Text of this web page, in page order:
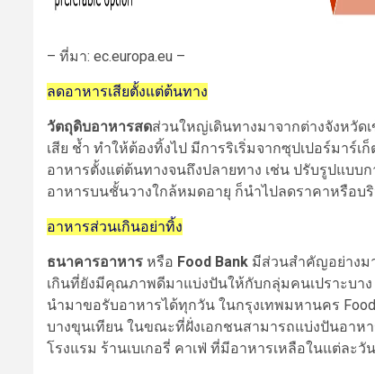
– ที่มา: ec.europa.eu –
ลดอาหารเสียตั้งแต่ต้นทาง
วัตถุดิบอาหารสดส่วนใหญ่เดินทางมาจากต่างจังหวัด
เสีย ช้ำ ทำให้ต้องทิ้งไป มีการริเริ่มจากซุปเปอร์มาร์
อาหารตั้งแต่ต้นทางจนถึงปลายทาง เช่น ปรับรูปแบบ
อาหารบนชั้นวางใกล้หมดอายุ ก็นำไปลดราคาหรือบ
อาหารส่วนเกินอย่าทิ้ง
ธนาคารอาหาร หรือ Food Bank มีส่วนสำคัญอย่างม
เกินที่ยังมีคุณภาพดีมาแบ่งปันให้กับกลุ่มคนเปราะบาง
นำมาขอรับอาหารได้ทุกวัน ในกรุงเทพมหานคร
บางขุนเทียน ในขณะที่ฝั่งเอกชนสามารถแบ่งปันอาห
โรงแรม ร้านเบเกอรี่ คาเฟ่ ที่มีอาหารเหลือในแต่ล